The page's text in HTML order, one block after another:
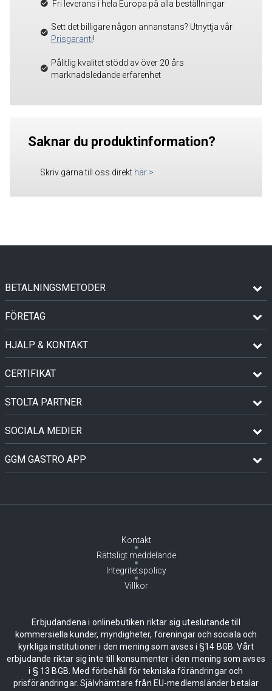
Fri leverans i hela Europa på alla beställningar
Sett det billigare någon annanstans? Utnyttja vår
Prisgaranti!
Pålitlig kvalitet stödd av över 20 års
marknadsledande erfarenhet
Saknar du produktinformation?
Skriv gärna till oss direkt här >
BETALNINGSMETODER
FÖRETAG
HJÄLP & KONTAKT
CERTIFIKAT
STOLTA PARTNER
SOCIALA MEDIER
GGM GASTRO APP
Kontakt
Rättsligt meddelande
Integritetspolicy
Villkor
Erbjudandena i onlinebutiken riktar sig uteslutande till
kommersiella kunder, myndigheter, föreningar och sociala och
kyrkliga institutioner i den mening som avses i §14 BGB. Vårt
erbjudande riktar sig inte till konsumenter i den mening som avses
i § 13 BGB. Med förbehåll för tekniska förändringar och
prisförändringar. Självhämtare från EU-medlemsländer betalar